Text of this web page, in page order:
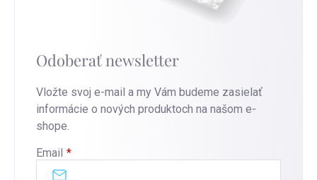
Odoberať newsletter
Vložte svoj e-mail a my Vám budeme zasielať
informácie o nových produktoch na našom e-
shope.
Email